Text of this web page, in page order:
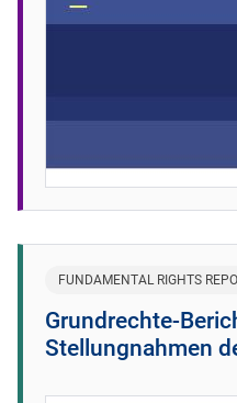
FUNDAMENTAL RIGHTS
Grundrechte-
Stellungnahmen